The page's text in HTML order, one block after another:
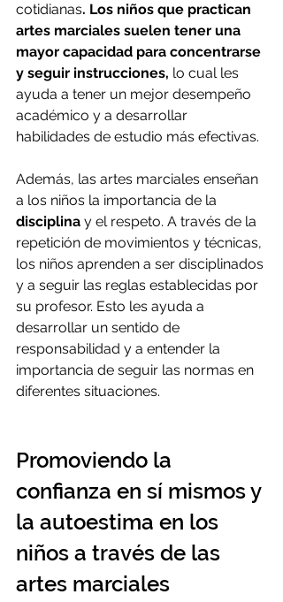
cotidianas. Los niños que practican
artes marciales suelen tener una
mayor capacidad para concentrarse
y seguir instrucciones, lo cual les
ayuda a tener un mejor desempeño
académico y a desarrollar
habilidades de estudio más efectivas.
Además, las artes marciales enseñan
a los niños la importancia de la
disciplina y el respeto. A través de la
repetición de movimientos y técnicas,
los niños aprenden a ser disciplinados
y a seguir las reglas establecidas por
su profesor. Esto les ayuda a
desarrollar un sentido de
responsabilidad y a entender la
importancia de seguir las normas en
diferentes situaciones.
Promoviendo la
confianza en sí mismos y
la autoestima en los
niños a través de las
artes marciales